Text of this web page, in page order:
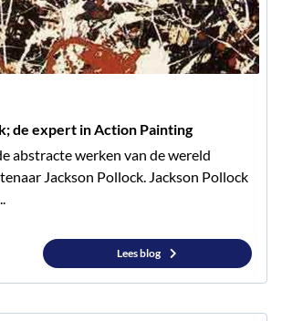
de expert in Action Painting
abstracte werken van de wereld
Jackson Pollock. Jackson Pollock
Lees blog